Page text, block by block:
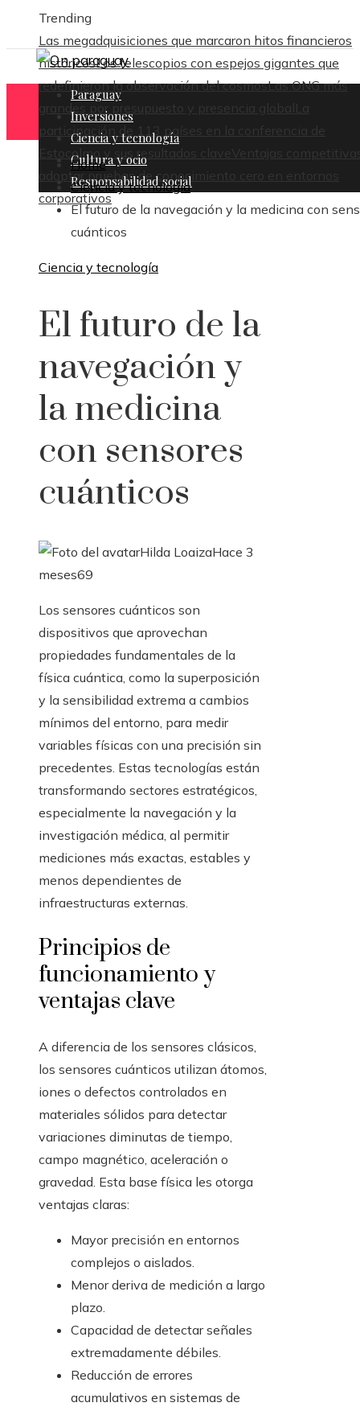
Trending
Las megadquisiciones que marcaron hitos financieros
históricosLos telescopios con espejos gigantes que
redefinieron la observación del cosmosLas ONG más
grandes por presupuesto y presencia global
La
participación de 113 países en la conferencia de
Estocolmo y sus resultados clave Ventajas
adoptar pruebas de conocimiento cero en entornos
corporativos
Paraguay
Inversiones
Ciencia y tecnología
Cultura y ocio
Responsabilidad social
Home
Ciencia y tecnología
El futuro de la navegación y la medicina con
cuánticos
Ciencia y tecnología
El futuro de la
navegación y
la medicina
con sensores
cuánticos
Hilda LoaizaHace 3
meses69
Los sensores cuánticos son
dispositivos que aprovechan
propiedades fundamentales de la
física cuántica, como la superposición
y la sensibilidad extrema a cambios
mínimos del entorno, para medir
variables físicas con una precisión sin
precedentes. Estas tecnologías están
transformando sectores estratégicos,
especialmente la navegación y la
investigación médica, al permitir
mediciones más exactas, estables y
menos dependientes de
infraestructuras externas.
Principios de
funcionamiento y
ventajas clave
A diferencia de los sensores clásicos,
los sensores cuánticos utilizan átomos,
iones o defectos controlados en
materiales sólidos para detectar
variaciones diminutas de tiempo,
campo magnético, aceleración o
gravedad. Esta base física les otorga
ventajas claras:
Mayor precisión en entornos
complejos o aislados.
Menor deriva de medición a largo
plazo.
Capacidad de detectar señales
extremadamente débiles.
Reducción de errores
acumulativos en sistemas de